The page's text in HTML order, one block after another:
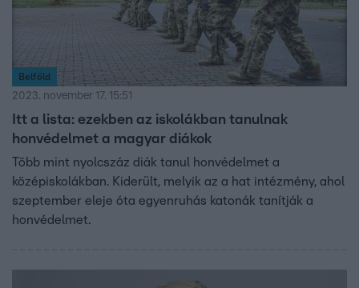
Belföld
2023. november 17. 15:51
Itt a lista: ezekben az iskolákban tanulnak
honvédelmet a magyar diákok
Több mint nyolcszáz diák tanul honvédelmet a
középiskolákban. Kiderült, melyik az a hat intézmény, ahol
szeptember eleje óta egyenruhás katonák tanítják a
honvédelmet.